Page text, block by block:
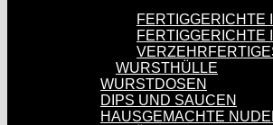
FERTIGGERICHTE
FERTIGGERICHTE
WURSTHÜLLE
WURSTDOSEN
DIPS UND SAUCEN
HAUSGEMACHTE